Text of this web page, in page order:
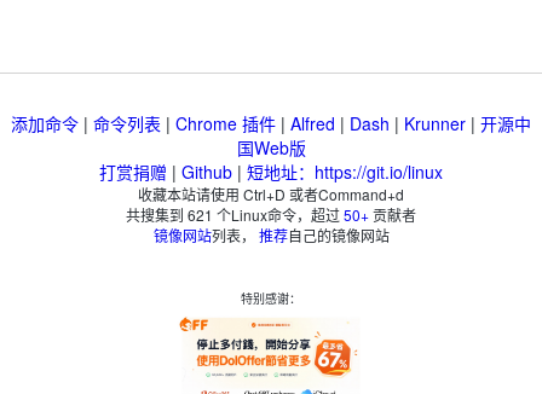
添加命令 | 命令列表 | Chrome 插件 | Alfred | Dash | Krunner | 开源中
国Web版
打赏捐赠 | Github | 短地址：https://git.io/linux
收藏本站请使用 Ctrl+D 或者Command+d
共搜集到 621 个Linux命令，超过50+贡献者
镜像网站列表， 推荐自己的镜像网站
特别感谢：